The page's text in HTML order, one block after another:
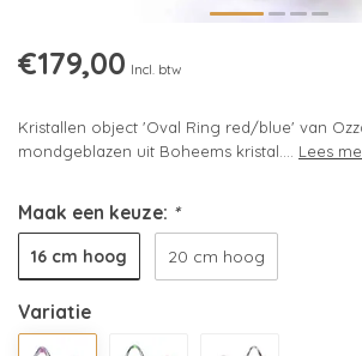
€179,00 Incl. btw
Kristallen object 'Oval Ring red/blue' van
mondgeblazen uit Boheems kristal.... Lees
Maak een keuze: *
16 cm hoog 20 cm hoog
Variatie